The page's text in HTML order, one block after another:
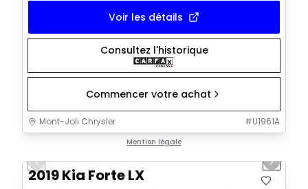
Voir les détails
Consultez l'historique
Commencer votre achat
Mont-Joli Chrysler #U1961A
Mention légale
Vidéo disponible
Previous slide Next
2019 Kia Forte LX